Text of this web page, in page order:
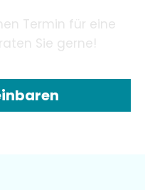
Termin für eine
Sie gerne!